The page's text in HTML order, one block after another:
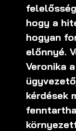
hogy a
hogyan
előnnyé.
Veronika
kérdések